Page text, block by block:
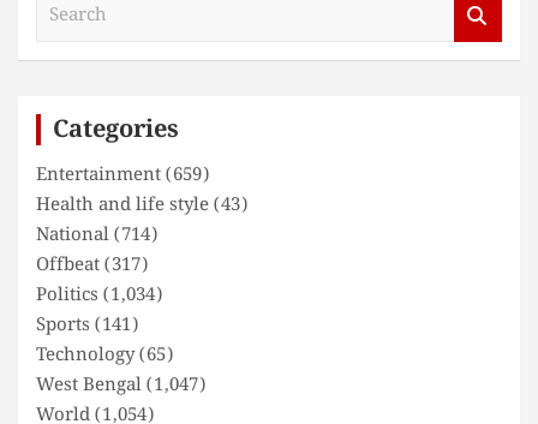
Categories
Entertainment(659)
Health and life style(43)
National(714)
Offbeat(317)
Politics (1,034)
Sports (141)
Technology(65)
West Bengal(1,047)
World(1,054)